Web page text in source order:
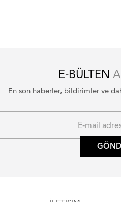
E-BÜLTEN
En son haberler, bildirimler ve